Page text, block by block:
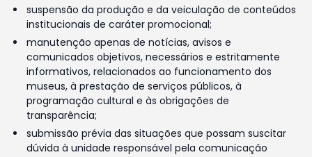
suspensão da produção e da veiculação de conteúdos
institucionais de caráter promocional;
manutenção apenas de notícias, avisos e
comunicados objetivos, necessários e estritamente
informativos, relacionados ao funcionamento dos
museus, à prestação de serviços públicos, à
programação cultural e às obrigações de
transparência;
submissão prévia das situações que possam suscitar
dúvida à unidade responsável pela comunicação